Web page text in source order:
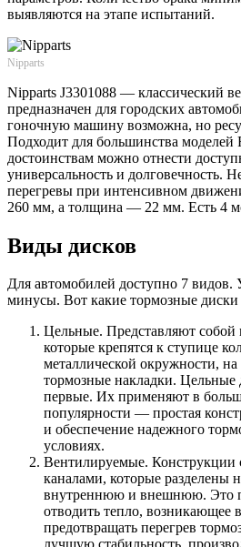
выявляются на этапе испытаний.
Nipparts
Nipparts J3301088 — классический
предназначен для городских
гоночную машину возможна, но
Подходит для большинства моделей
достоинствам можно отнести
универсальность и долговечность.
перегревы при интенсивном
260 мм, а толщина — 22 мм. Есть 4
Виды дисков
Для автомобилей доступно 7
минусы. Вот какие тормозные диски
Цельные. Представляют собой
которые крепятся к ступице
металлической окружности,
тормозные накладки.
первые. Их применяют в
популярности — простая
и обеспечение надежного
условиях.
Вентилируемые. Конструкции
каналами, которые разделены
внутреннюю и внешнюю. Это
отводить тепло, возникающее
предотвращать перегрев